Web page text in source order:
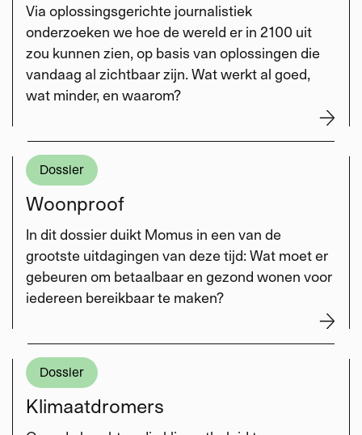
Via oplossingsgerichte journalistiek
onderzoeken we hoe de wereld er in 2100 uit
zou kunnen zien, op basis van oplossingen die
vandaag al zichtbaar zijn. Wat werkt al goed,
wat minder, en waarom?
Dossier
Woonproof
In dit dossier duikt Momus in een van de
grootste uitdagingen van deze tijd: Wat moet er
gebeuren om betaalbaar en gezond wonen voor
iedereen bereikbaar te maken?
Dossier
Klimaatdromers